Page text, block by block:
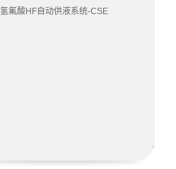
氢氟酸HF自动供液系统-CSE